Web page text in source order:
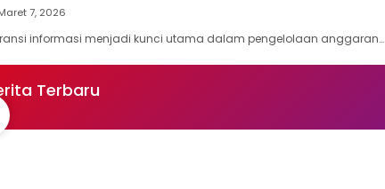
7, 2026
informasi menjadi kunci utama dalam pengelolaan anggaran…
Terbaru